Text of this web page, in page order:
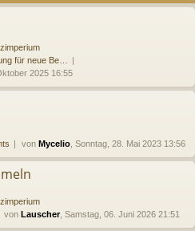
für neue Be…
2025 16:55
von Mycelio , Sonntag, 28. Mai 2023 13:56
von Lauscher, Samstag, 06. Juni 2026 21:51